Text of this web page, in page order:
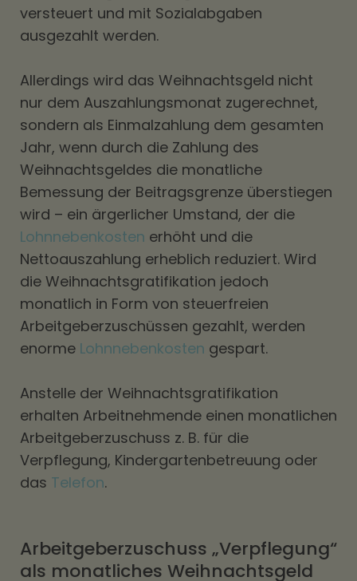
versteuert und mit Sozialabgaben
ausgezahlt werden.
Allerdings wird das Weihnachtsgeld nicht
nur dem Auszahlungsmonat zugerechnet,
sondern als Einmalzahlung dem gesamten
Jahr, wenn durch die Zahlung des
Weihnachtsgeldes die monatliche
Bemessung der Beitragsgrenze überstiegen
wird – ein ärgerlicher Umstand, der die
Lohnnebenkosten erhöht und die
Nettoauszahlung erheblich reduziert. Wird
die Weihnachtsgratifikation jedoch
monatlich in Form von steuerfreien
Arbeitgeberzuschüssen gezahlt, werden
enorme Lohnnebenkosten gespart.
Anstelle der Weihnachtsgratifikation
erhalten Arbeitnehmende einen monatlichen
Arbeitgeberzuschuss z. B. für die
Verpflegung, Kindergartenbetreuung oder
das Telefon.
Arbeitgeberzuschuss „Verpflegung“
als monatliches Weihnachtsgeld